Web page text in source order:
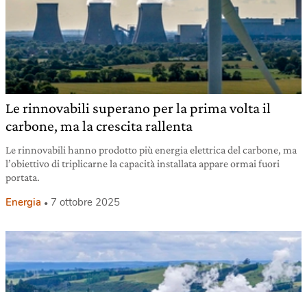
Le rinnovabili superano per la prima volta il
carbone, ma la crescita rallenta
Le rinnovabili hanno prodotto più energia elettrica del carbone, ma
l’obiettivo di triplicarne la capacità installata appare ormai fuori
portata.
Energia 7 ottobre 2025